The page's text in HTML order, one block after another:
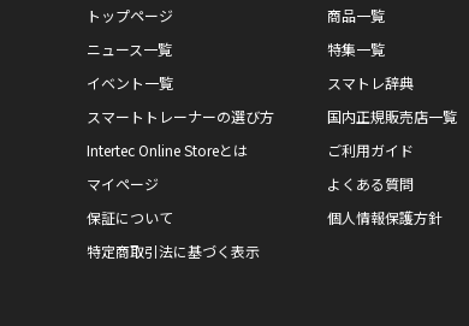
トップページ
商品一覧
ニュース一覧
特集一覧
イベント一覧
スマトレ辞典
スマートトレーナーの選び方
国内正規販売店一覧
Intertec Online Storeとは
ご利用ガイド
マイページ
よくある質問
保証について
個人情報保護方針
特定商取引法に基づく表示